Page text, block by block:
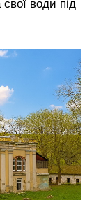
води під